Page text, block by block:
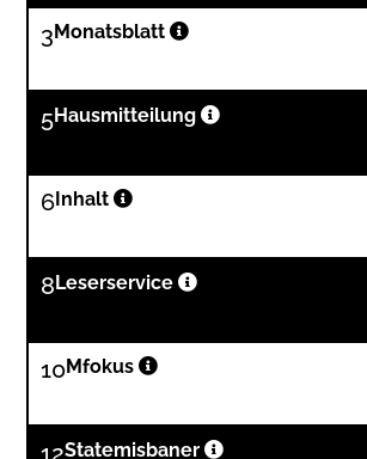
3 Monatsblatt
5Hausmitteilung
6 Inhalt
8 Leserservice
10Mfokus
Statemisbaner